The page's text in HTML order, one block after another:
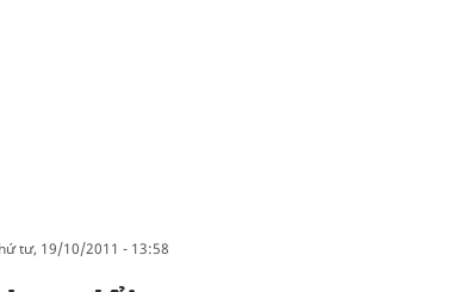
thứ tư, 19/10/2011 - 13:58